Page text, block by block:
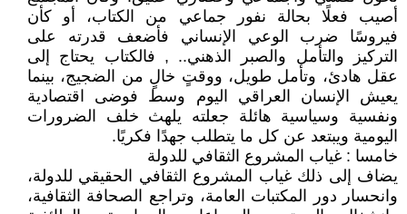
أصيب فعلًا بحالة نفور جماعي من الكتاب، أو كأن
فيروسًا ضرب الوعي الإنساني فأضعف قدرته على
التركيز والتأمل والصبر الذهني.. , فالكتاب يحتاج إلى
عقل هادئ، وتأمل طويل، ووقتٍ خالٍ من الضجيج، بينما
يعيش الإنسان العراقي اليوم وسط فوضى اقتصادية
ونفسية وسياسية هائلة جعلته يلهث خلف الضرورات
اليومية ويبتعد عن كل ما يتطلب جهدًا فكريًا.
خامسا : غياب المشروع الثقافي للدولة
يضاف إلى ذلك غياب المشروع الثقافي الحقيقي للدولة،
وانحسار دور المكتبات العامة، وتراجع الصحافة الثقافية،